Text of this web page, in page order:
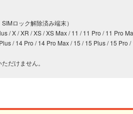
ロック解除済み端末）
/ X / XR / XS / XS Max / 11 / 11 Pro / 11 Pro
/ 14 Pro / 14 Pro Max / 15 / 15 Plus / 15
だけません。